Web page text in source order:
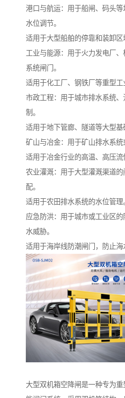
港口与航运：用于船闸、码头
水位调节。
适用于大型船舶的停靠和装卸区
工业与能源：用于火力发电厂
系统闸门。
适用于化工厂、钢铁厂等重型工
市政工程：用于城市排水系统
制。
适用于地下管廊、隧道等大型基
矿山与冶金：用于矿山排水系统
适用于冶金行业的高温、高压流
农业灌溉：用于大型灌溉渠道
配。
适用于农田排水系统的水位管理
应急防洪：用于城市或工业区
水威胁。
适用于海岸线防潮闸门，防止海
大型双机箱空降闸是一种专为